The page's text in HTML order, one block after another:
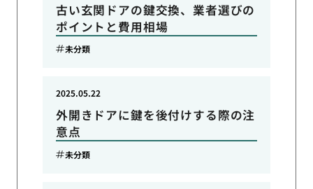
古い玄関ドアの鍵交換、業者選びの
ポイントと費用相場
未分類
外開きドアに鍵を後付けする際の注
意点
2025.05.22
未分類